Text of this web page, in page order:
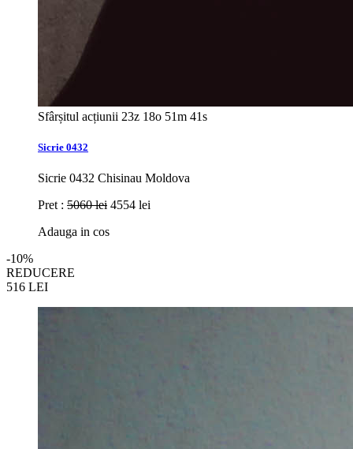
Sfârșitul acțiunii 23z 18o 51m 39s
Sicrie 0432
Sicrie 0432 Chisinau Moldova
Pret : 5060 lei 4554 lei
Adauga in cos
-10%
REDUCERE
516 LEI